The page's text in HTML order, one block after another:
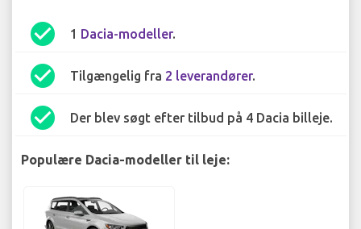
check_circle 1 Dacia-modeller.
check_circle Tilgængelig fra 2 leverandører.
check_circle Der blev søgt efter tilbud på 4 Dacia billeje.
Populære Dacia-modeller til leje: